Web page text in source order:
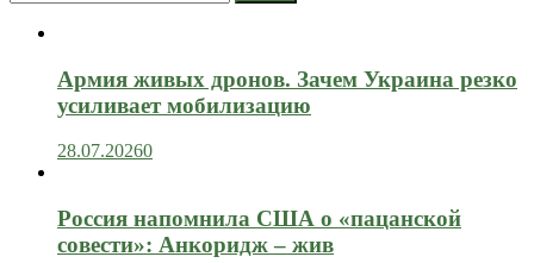
Армия живых дронов. Зачем Украина резко
усиливает мобилизацию
28.07.20260
Россия напомнила США о «пацанской
совести»: Анкоридж – жив